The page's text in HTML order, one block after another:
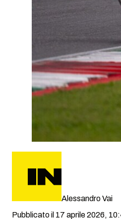
Alessandro Vai
Pubblicato il 17 aprile 2026,